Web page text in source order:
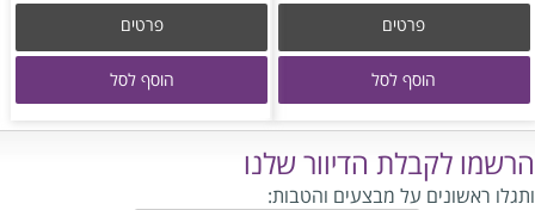
פרטים
הוסף לסל
פרטים
הוסף לסל
הרשמו לקבלת הדיוור שלנו
ותגלו ראשונים על מבצעים והטבות: